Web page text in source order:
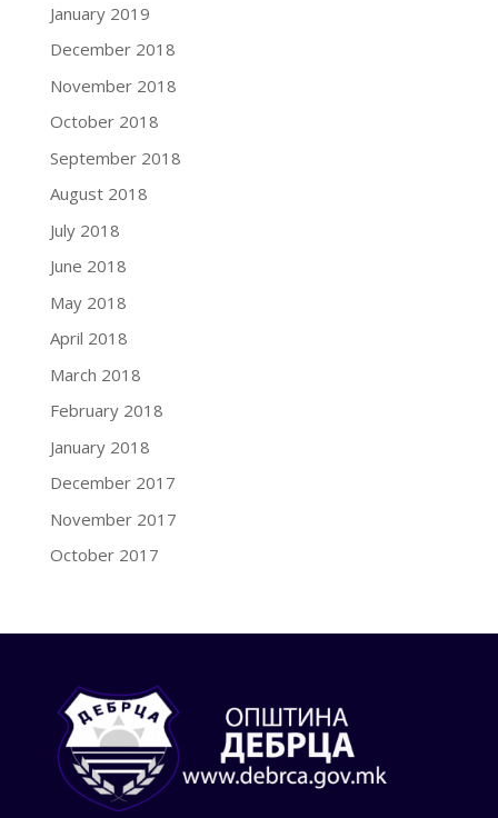
January 2019
December 2018
November 2018
October 2018
September 2018
August 2018
July 2018
June 2018
May 2018
April 2018
March 2018
February 2018
January 2018
December 2017
November 2017
October 2017